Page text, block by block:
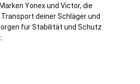
Yonex und Victor, die
deiner Schläger und
für Stabilität und Schutz